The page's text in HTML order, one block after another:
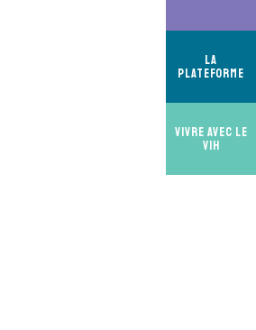
La
Plateforme
Vivre avec le
VIH